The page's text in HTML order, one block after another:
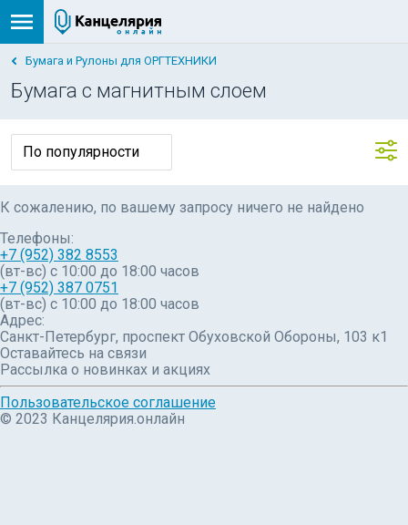
Бумага и Рулоны для ОРГТЕХНИКИ
Бумага с магнитным слоем
К сожалению, по вашему запросу ничего не найдено
Телефоны:
+7 (952) 382 8553
(вт-вс) c 10:00 до 18:00 часов
+7 (952) 387 0751
(вт-вс) с 10:00 до 18:00 часов
Адрес:
Санкт-Петербург, проспект Обуховской Обороны, 103 к1
Оставайтесь на связи
Рассылка о новинках и акциях
Пользовательское соглашение
© 2023 Канцелярия.онлайн